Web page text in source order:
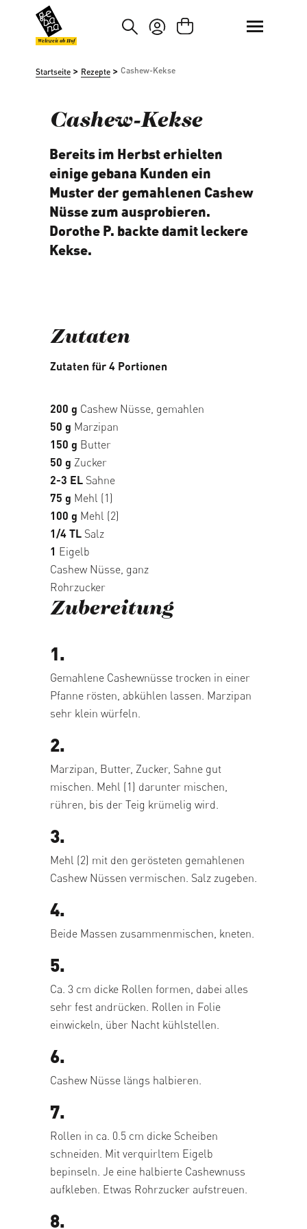
Hauptinhalt springen
Zur Suche springen
Weltweit ab Hof
Startseite > Rezepte > Cashew-Kekse
Cashew-Kekse
Bereits im Herbst erhielten
einige gebana Kunden ein
Muster der gemahlenen Cashew
Nüsse zum ausprobieren.
Dorothe P. backte damit leckere
Kekse.
Zutaten
Zutaten für 4 Portionen
200 g Cashew Nüsse, gemahlen
50 g Marzipan
150 g Butter
50 g Zucker
2-3 EL Sahne
75 g Mehl (1)
100 g Mehl (2)
1/4 TL Salz
1 Eigelb
Cashew Nüsse, ganz
Rohrzucker
Zubereitung
1.
Gemahlene Cashewnüsse trocken in einer
Pfanne rösten, abkühlen lassen. Marzipan
sehr klein würfeln.
2.
Marzipan, Butter, Zucker, Sahne gut
mischen. Mehl (1) darunter mischen,
rühren, bis der Teig krümelig wird.
3.
Mehl (2) mit den gerösteten gemahlenen
Cashew Nüssen vermischen. Salz zugeben.
4.
Beide Massen zusammenmischen, kneten.
5.
Ca. 3 cm dicke Rollen formen, dabei alles
sehr fest andrücken. Rollen in Folie
einwickeln, über Nacht kühlstellen.
6.
Cashew Nüsse längs halbieren.
7.
Rollen in ca. 0.5 cm dicke Scheiben
schneiden. Mit verquirltem Eigelb
bepinseln. Je eine halbierte Cashewnuss
aufkleben. Etwas Rohrzucker aufstreuen.
8.